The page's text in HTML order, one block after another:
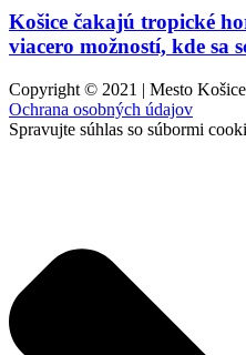
Košice čakajú tropické
viacero možností, kde sa
Copyright © 2021 | Mesto Košice
Ochrana osobných údajov
Spravujte súhlas so súbormi